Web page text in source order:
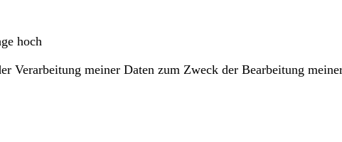
hoch
Verarbeitung meiner Daten zum Zweck der Bearbeitung